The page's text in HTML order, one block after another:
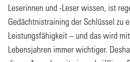
Leserinnen und -Leser wissen, ist
Gedächtnistraining der Schlüssel zu
Leistungsfähigkeit – und das wird
Lebensjahren immer wichtiger.